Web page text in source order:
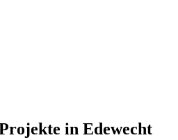
in Edewecht